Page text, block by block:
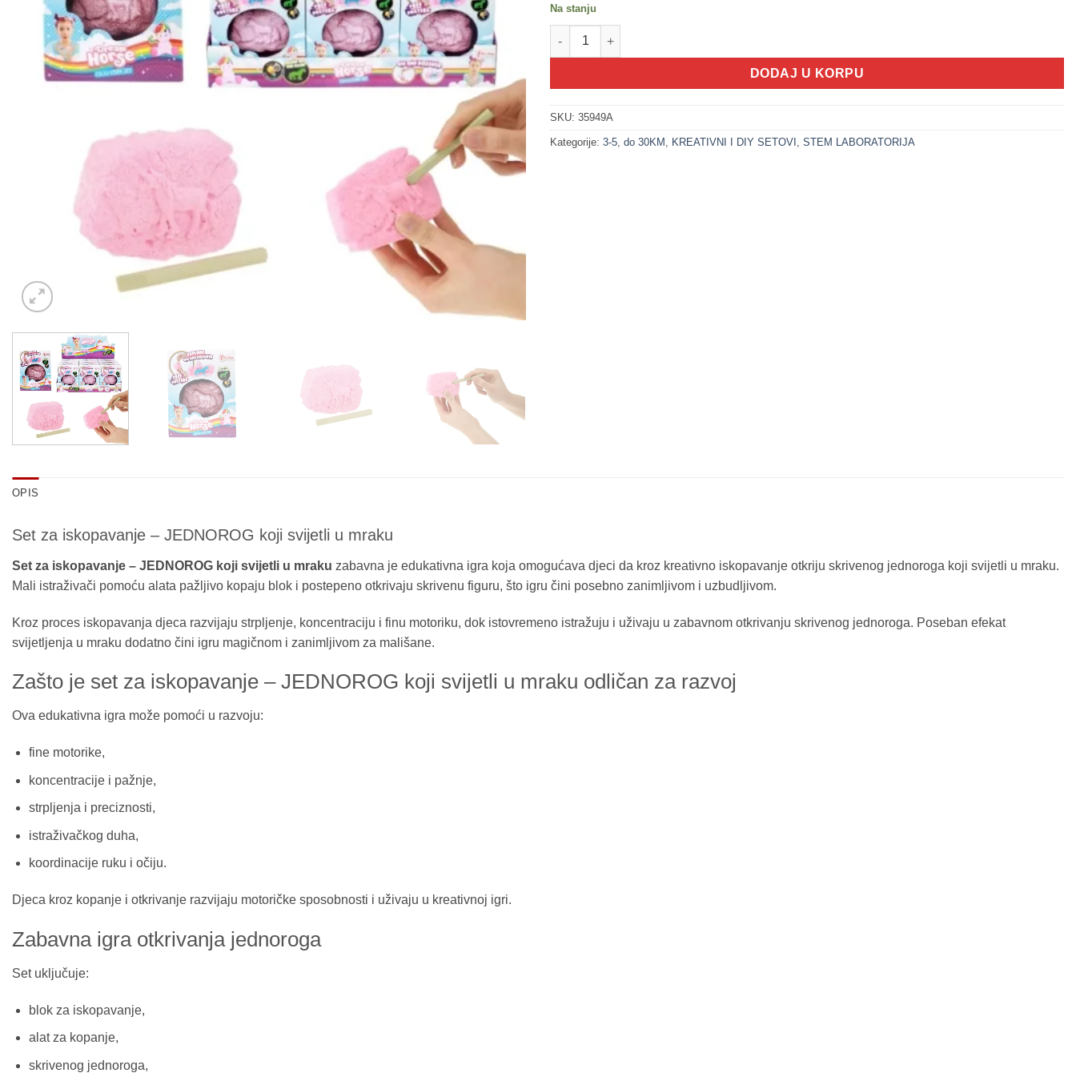
Na stanju
200297 Set za iskopavanje - JEDNOROG koji svijetli u mraku količina
DODAJ U KORPU
SKU: 35949A
Kategorije: 3-5, do 30KM , KREATIVNI I DIY SETOVI , STEM LABORATORIJA
OPIS
Set za iskopavanje – JEDNOROG koji svijetli u mraku
Set za iskopavanje – JEDNOROG koji svijetli u mraku zabavna je edukativna igra koja omogućava djeci da kroz kreativno iskopavanje otkriju skrivenog jednoroga koji svijetli u mraku.
Mali istraživači pomoću alata pažljivo kopaju blok i postepeno otkrivaju skrivenu figuru, što igru čini posebno zanimljivom i uzbudljivom.
Kroz proces iskopavanja djeca razvijaju strpljenje, koncentraciju i finu motoriku, dok istovremeno istražuju i uživaju u zabavnom otkrivanju skrivenog jednoroga. Poseban efekat
svijetljenja u mraku dodatno čini igru magičnom i zanimljivom za mališane.
Zašto je set za iskopavanje – JEDNOROG koji svijetli u mraku odličan za razvoj
Ova edukativna igra može pomoći u razvoju:
fine motorike,
koncentracije i pažnje,
strpljenja i preciznosti,
istraživačkog duha,
koordinacije ruku i očiju.
Djeca kroz kopanje i otkrivanje razvijaju motoričke sposobnosti i uživaju u kreativnoj igri.
Zabavna igra otkrivanja jednoroga
Set uključuje:
blok za iskopavanje,
alat za kopanje,
skrivenog jednoroga,